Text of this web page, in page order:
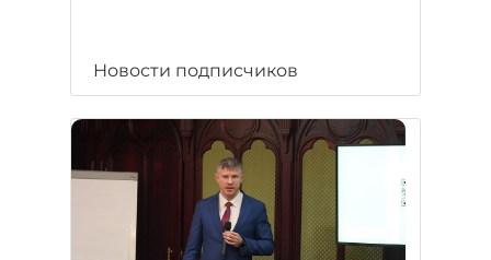
Новости подписчиков